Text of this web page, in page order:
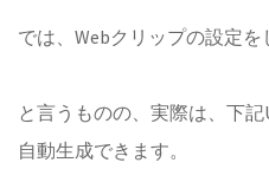
では、Webクリップの設定を
と言うものの、実際は、下
自動生成できます。